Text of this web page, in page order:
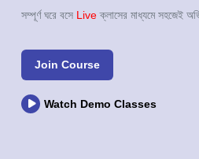
সম্পূর্ণ ঘরে বসে Liveক্লাসের মাধ্যমে সহজেই
Join Course
Watch Demo Classes